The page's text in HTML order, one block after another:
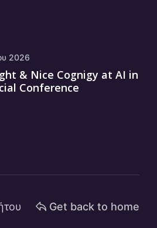
2026
& Nice Cognigy at AI in
Conference
Get back to home